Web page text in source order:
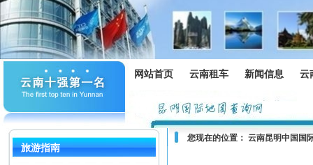
网站首页 云南租车 新闻信息 云
旅游指南
您现在的位置： 云南昆明中国国